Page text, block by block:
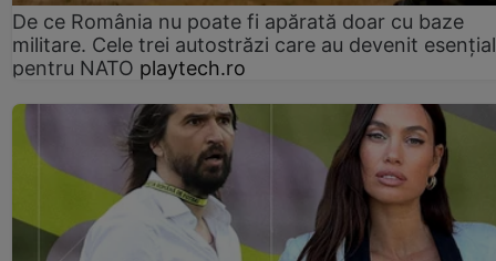
De ce România nu poate fi apărată doar cu baze
militare. Cele trei autostrăzi care au devenit
pentru NATO playtech.ro